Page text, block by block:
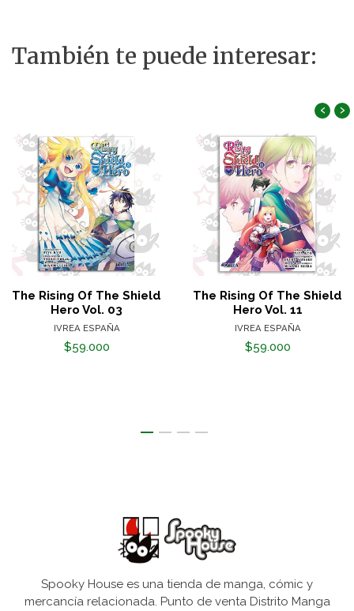
También te puede interesar:
The Rising Of The Shield
Hero Vol. 03
IVREA ESPAÑA
$59.000
The Rising Of The Shield
Hero Vol. 11
IVREA ESPAÑA
$59.000
‹ ›
Spooky House es una tienda de manga, cómic y
mercancía relacionada. Punto de venta Distrito Manga